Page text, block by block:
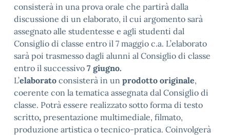
consisterà in una prova orale che partirà dalla
discussione di un elaborato, il cui argomento sarà
assegnato alle studentesse e agli studenti dal
Consiglio di classe entro il 7 maggio c.a. L’elaborato
sarà poi trasmesso dagli alunni al Consiglio di classe
entro il successivo 7 giugno.
L’elaborato consisterà in un prodotto originale,
coerente con la tematica assegnata dal Consiglio di
classe. Potrà essere realizzato sotto forma di testo
scritto, presentazione multimediale, filmato,
produzione artistica o tecnico-pratica. Coinvolgerà